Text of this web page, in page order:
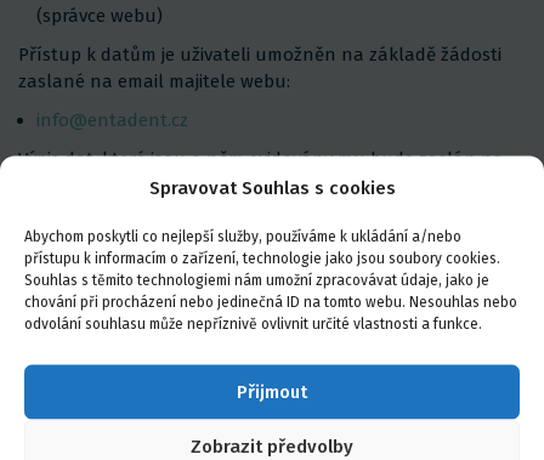
Spravovat Souhlas s cookies
Abychom poskytli co nejlepší služby, používáme k ukládání a/nebo
přístupu k informacím o zařízení, technologie jako jsou soubory cookies.
Souhlas s těmito technologiemi nám umožní zpracovávat údaje, jako je
chování při procházení nebo jedinečná ID na tomto webu. Nesouhlas nebo
odvolání souhlasu může nepříznivě ovlivnit určité vlastnosti a funkce.
Přijmout
Zobrazit předvolby
(správce webu)
Přístup k datům je uživateli umožněn na základě žádosti
zaslané na email majitele webu:
info@entadent.cz
Výpis dat, které jsou o něm evidovány mu bude zaslán na
email, který majitel eviduje. Na stejném emailu je možné
rozsahu souhlasu.
Osobní údaje z tohoto webu budou uchovávány v jeho
databázi, která je přístupná pouze přes zabezpečený
protokol HTTPS se zabezpečeným certifikátem.
Cookies s osobními údaji uživatelů se na tomto webu